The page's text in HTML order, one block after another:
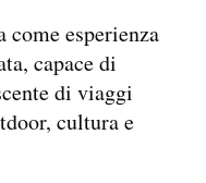
come esperienza
capace di
di viaggi
cultura e